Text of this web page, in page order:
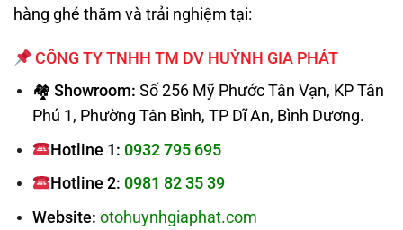
hàng ghé thăm và trải nghiệm tại:
CÔNG TY TNHH TM DV HUỲNH GIA PHÁT
🏘 Showroom: Số 256 Mỹ Phước Tân Vạn, KP Tân
Phú 1, Phường Tân Bình, TP Dĩ An, Bình Dương.
Hotline 1: 0932 795 695
Hotline 2: 0981 82 35 39
Website: otohuynhgiaphat.com